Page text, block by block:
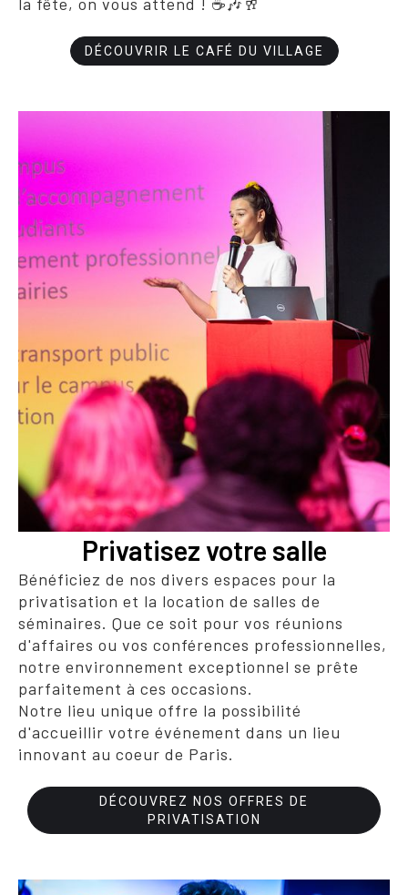
DÉCOUVRIR LE CAFÉ DU VILLAGE
Privatisez votre salle
Bénéficiez de nos divers espaces pour la
privatisation et la location de salles de
séminaires. Que ce soit pour vos réunions
d'affaires ou vos conférences professionnelles,
notre environnement exceptionnel se prête
parfaitement à ces occasions.
Notre lieu unique offre la possibilité
d'accueillir votre événement dans un lieu
innovant au coeur de Paris.
DÉCOUVREZ NOS OFFRES DE
PRIVATISATION